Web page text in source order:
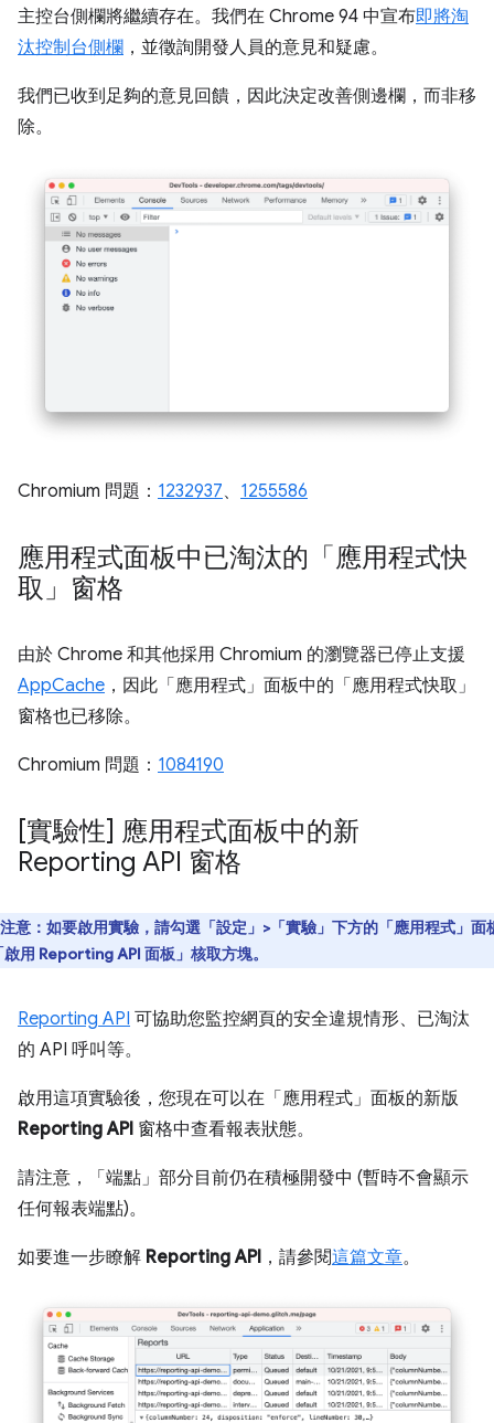
主控台側欄將繼續存在。我們在 Chrome 94 中宣布即將淘
汰控制台側欄 ，並徵詢開發人員的意見和疑慮。
我們已收到足夠的意見回饋，因此決定改善側邊欄，而非移
除。
Chromium 問題： 1232937、 1255586
應用程式面板中已淘汰的「應用程式快
取」窗格
由於 Chrome 和其他採用 Chromium 的瀏覽器已停止支援
AppCache ，因此「應用程式」面板中的「應用程式快取」
窗格也已移除。
Chromium 問題： 1084190
[實驗性] 應用程式面板中的新
Reporting API 窗格
注意： 如要啟用實驗，請勾選「設定」>「實驗」下方的「應用程式」面
啟用 Reporting API 面板」 核取方塊。
Reporting API 可協助您監控網頁的安全違規情形、已淘汰
的 API 呼叫等。
啟用這項實驗後，您現在可以在「應用程式」面板的新版
Reporting API 窗格中查看報表狀態。
請注意，「端點」 部分目前仍在積極開發中 (暫時不會顯示
任何報表端點)。
如要進一步瞭解 Reporting API ，請參閱這篇文章。